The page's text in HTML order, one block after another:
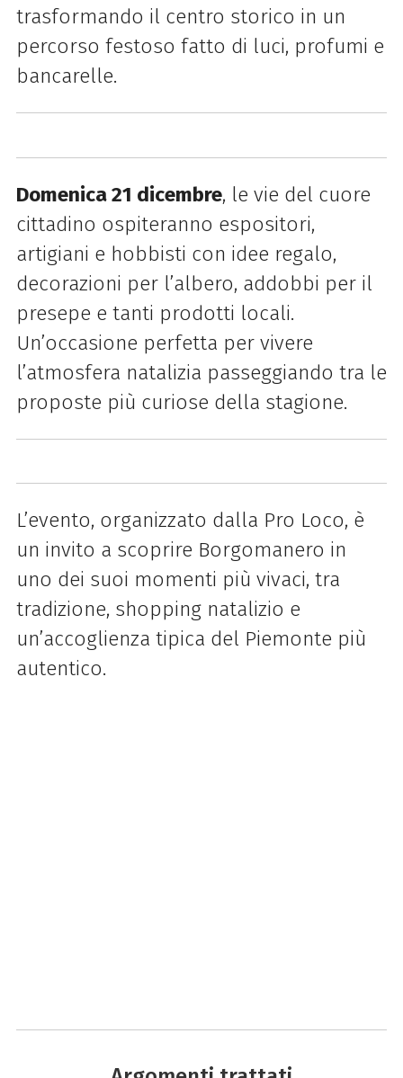
trasformando il centro storico in un
percorso festoso fatto di luci, profumi e
bancarelle.
Domenica 21 dicembre, le vie del cuore
cittadino ospiteranno espositori,
artigiani e hobbisti con idee regalo,
decorazioni per l’albero, addobbi per il
presepe e tanti prodotti locali.
Un’occasione perfetta per vivere
l’atmosfera natalizia passeggiando tra le
proposte più curiose della stagione.
L’evento, organizzato dalla Pro Loco, è
un invito a scoprire Borgomanero in
uno dei suoi momenti più vivaci, tra
tradizione, shopping natalizio e
un’accoglienza tipica del Piemonte più
autentico.